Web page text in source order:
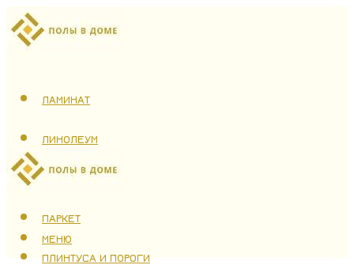
ЛАМИНАТ
ЛИНОЛЕУМ
ТЕПЛЫЙ ПОЛ
ПАРКЕТ
ПЛИНТУСА И ПОРОГИ
МЕНЮ